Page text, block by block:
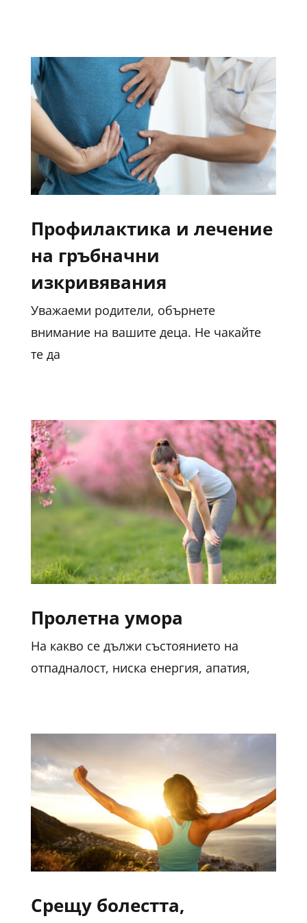
Профилактика и лечение
на гръбначни
изкривявания
Уважаеми родители, обърнете
внимание на вашите деца. Не чакайте
те да
Пролетна умора
На какво се дължи състоянието на
отпадналост, ниска енергия, апатия,
Срещу болестта,